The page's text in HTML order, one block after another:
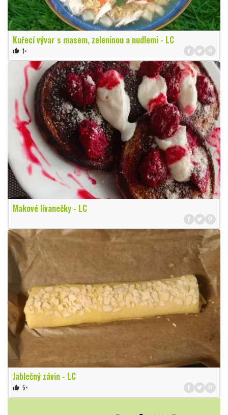
Kuřecí vývar s masem, zeleninou a nudlemi - LC
thumb_up 1×
Makové lívanečky - LC
Jablečný závin - LC
thumb_up 5×